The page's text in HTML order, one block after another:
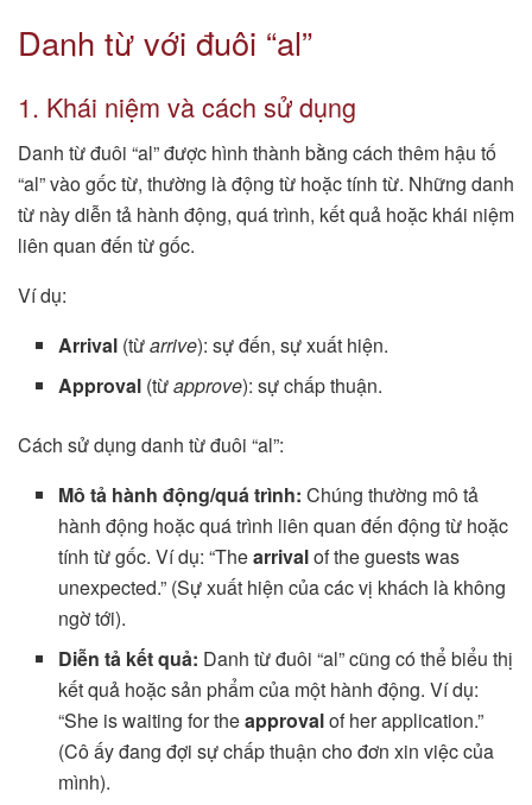
Danh từ với đuôi “al”
1. Khái niệm và cách sử dụng
Danh từ đuôi “al” được hình thành bằng cách thêm hậu tố
“al” vào gốc từ, thường là động từ hoặc tính từ. Những danh
từ này diễn tả hành động, quá trình, kết quả hoặc khái niệm
liên quan đến từ gốc.
Ví dụ:
Arrival (từarrive): sự đến, sự xuất hiện.
Approval (từapprove): sự chấp thuận.
Cách sử dụng danh từ đuôi “al”:
Mô tả hành động/quá trình: Chúng thường mô tả
hành động hoặc quá trình liên quan đến động từ hoặc
tính từ gốc. Ví dụ: “Thearrivalof the guests was
unexpected.” (Sự xuất hiện của các vị khách là không
ngờ tới).
Diễn tả kết quả: Danh từ đuôi “al” cũng có thể biểu thị
kết quả hoặc sản phẩm của một hành động. Ví dụ:
“She is waiting for theapprovalof her application.”
(Cô ấy đang đợi sự chấp thuận cho đơn xin việc của
mình).